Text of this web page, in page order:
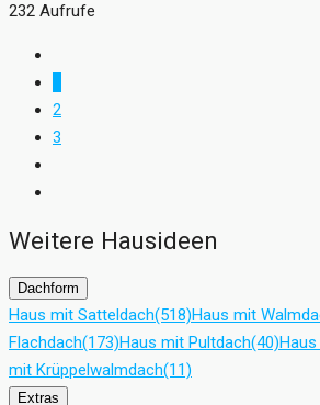
232 Aufrufe
2
3
Weitere Hausideen
Dachform
Haus mit Satteldach(518)Haus mit
Flachdach(173)Haus mit Pultdach(40)
mit Krüppelwalmdach(11)
Extras